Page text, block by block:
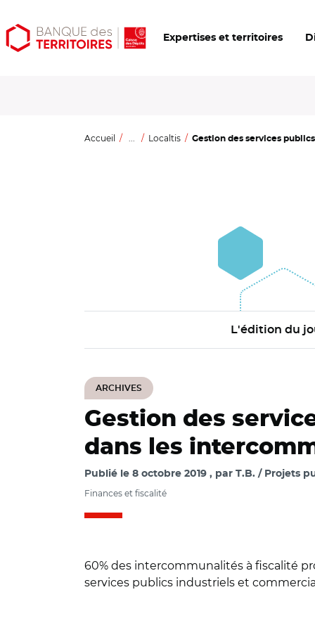
Aller
au
Aller
au
Ouvrir
les
Expertises et territoires
Accueil ... Localtis Gestion des services
L'édition du
ARCHIVES
Gestion des
dans les
Publié le 8 octobre 2019 par T.B. / Projets
Finances et fiscalité
60% des intercommunalités à fiscalité
services publics industriels et